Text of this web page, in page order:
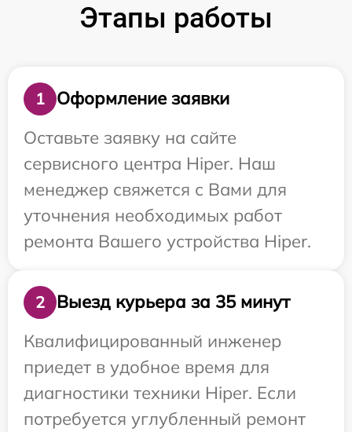
Этапы работы
1
Оформление заявки
Оставьте заявку на сайте
сервисного центра Hiper. Наш
менеджер свяжется с Вами для
уточнения необходимых работ
ремонта Вашего устройства Hiper.
2
Выезд курьера за 35 минут
Квалифицированный инженер
приедет в удобное время для
диагностики техники Hiper. Если
потребуется углубленный ремонт